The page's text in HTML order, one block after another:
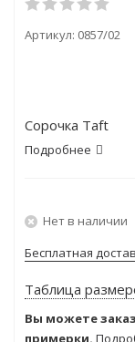
Артикул: 0857/02
Сорочка Taft
Подробнее
Нет в наличии
Бесплатная
Таблица
Вы можете
примерки.